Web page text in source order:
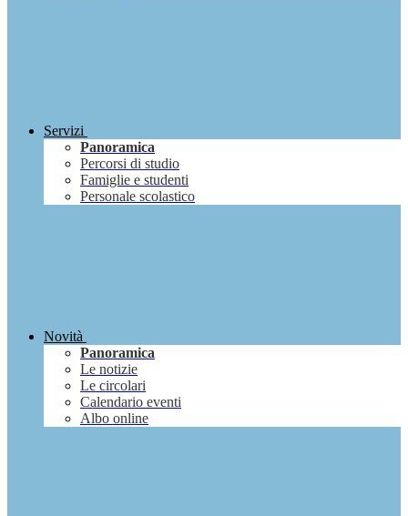
Servizi
Panoramica
Percorsi di studio
Famiglie e studenti
Personale scolastico
Novità
Panoramica
Le notizie
Le circolari
Calendario eventi
Albo online